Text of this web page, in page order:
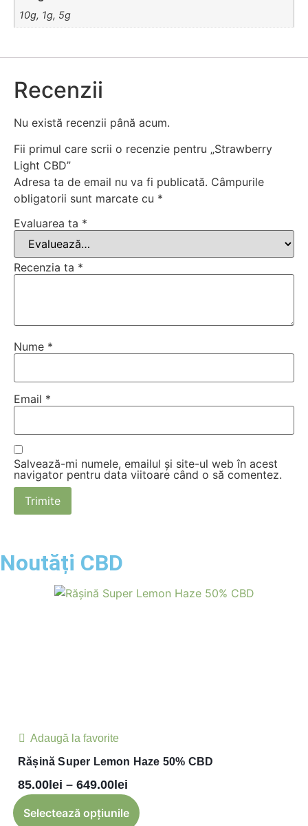
10g, 1g, 5g
Recenzii
Nu există recenzii până acum.
Fii primul care scrii o recenzie pentru „Strawberry
Light CBD”
Adresa ta de email nu va fi publicată. Câmpurile
obligatorii sunt marcate cu *
Evaluarea ta *
Recenzia ta *
Nume *
Email *
Salvează-mi numele, emailul și site-ul web în acest
navigator pentru data viitoare când o să comentez.
Noutăți CBD
Adaugă la favorite
Rășină Super Lemon Haze 50% CBD
85.00 lei – 649.00 lei
Selectează opțiunile